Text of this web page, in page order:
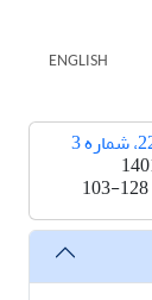
ENGLISH
103-128